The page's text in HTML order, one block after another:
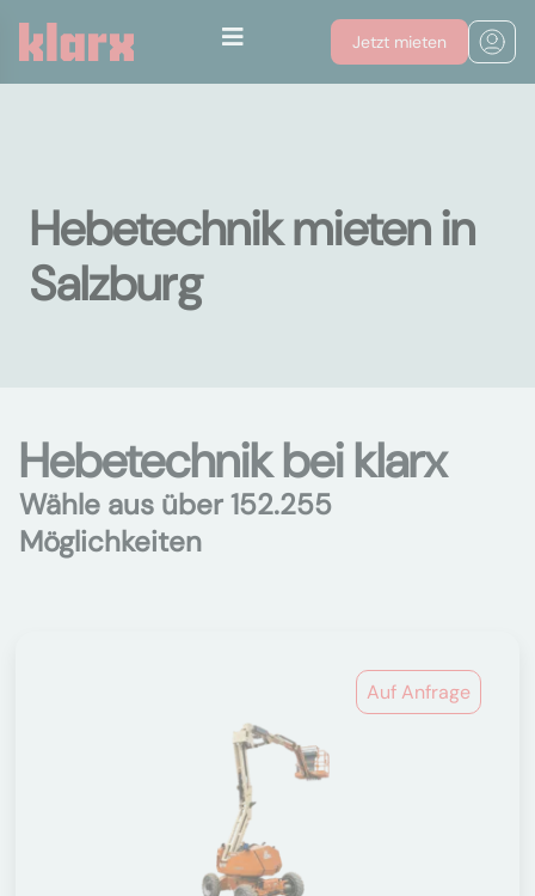
Jetzt mieten
Hebetechnik mieten in
Salzburg
Hebetechnik bei klarx
Wähle aus über 152.255
Möglichkeiten
Auf Anfrage